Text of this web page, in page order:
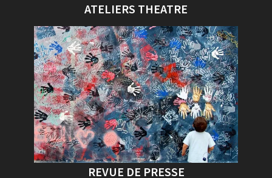
ATELIERS THEATRE
REVUE DE PRESSE